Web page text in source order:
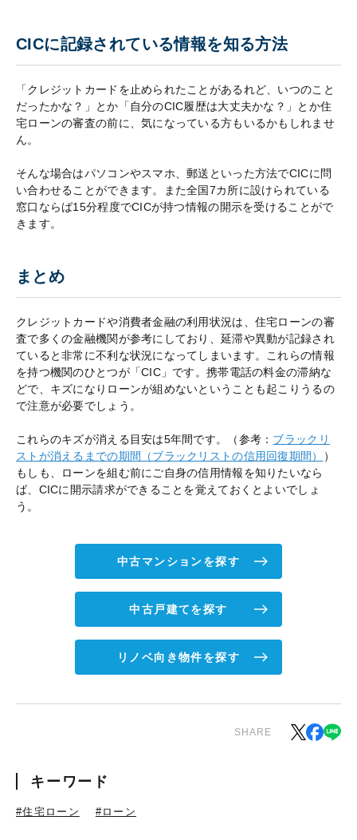
CICに記録されている情報を知る方法
「クレジットカードを止められたことがあるれど、いつのこと
だったかな？」とか「自分のCIC履歴は大丈夫かな？」とか住
宅ローンの審査の前に、気になっている方もいるかもしれませ
ん。
そんな場合はパソコンやスマホ、郵送といった方法でCICに問
い合わせることができます。また全国7カ所に設けられている
窓口ならば15分程度でCICが持つ情報の開示を受けることがで
きます。
まとめ
クレジットカードや消費者金融の利用状況は、住宅ローンの審
査で多くの金融機関が参考にしており、延滞や異動が記録され
ていると非常に不利な状況になってしまいます。これらの情報
を持つ機関のひとつが「CIC」です。携帯電話の料金の滞納な
どで、キズになりローンが組めないということも起こりうるの
で注意が必要でしょう。
これらのキズが消える目安は5年間です。（参考： ブラックリ
ストが消えるまでの期間（ブラックリストの信用回復期間）
）
もしも、ローンを組む前にご自身の信用情報を知りたいなら
ば、CICに開示請求ができることを覚えておくとよいでしょ
う。
中古マンションを探す
中古戸建てを探す
リノベ向き物件を探す
SHARE
キーワード
#住宅ローン #ローン